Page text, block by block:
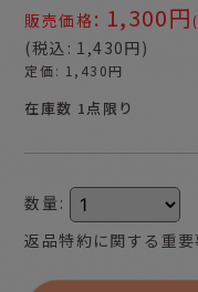
販売価格: 1,300円
(税込 : 1,430円)
定価: 1,430円
在庫数 1点限り
数量 :
返品特約に関する重